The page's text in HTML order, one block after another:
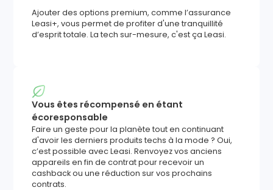
Ajouter des options premium, comme l’assurance
Leasi+, vous permet de profiter d'une tranquillité
d’esprit totale. La tech sur-mesure, c'est ça Leasi.
Vous êtes récompensé en étant
écoresponsable
Faire un geste pour la planète tout en continuant
d'avoir les derniers produits techs à la mode ? Oui,
c’est possible avec Leasi. Renvoyez vos anciens
appareils en fin de contrat pour recevoir un
cashback ou une réduction sur vos prochains
contrats.